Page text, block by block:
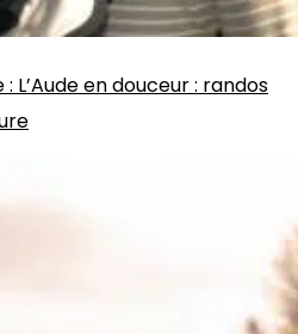
: L’Aude en douceur : randos